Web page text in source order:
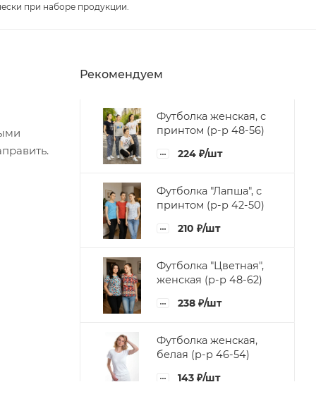
при наборе продукции.
Рекомендуем
Футболка женская, с
принтом (р-р 48-56)
224 ₽/шт
Футболка "Лапша", с
принтом (р-р 42-50)
210 ₽/шт
Футболка "Цветная",
женская (р-р 48-62)
238 ₽/шт
Футболка женская,
белая (р-р 46-54)
143 ₽/шт